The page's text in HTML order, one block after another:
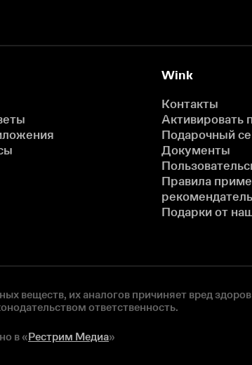
Wink
Контакты
Активировать
Подарочный
Документы
Правила
Подарки от
веществ, их аналогов причиняет вред
ответственность.
в «Рестрим Медиа»